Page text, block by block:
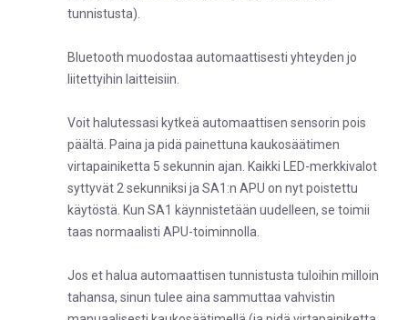
tunnistusta).
Bluetooth muodostaa automaattisesti yhteyden jo
liitettyihin laitteisiin.
Voit halutessasi kytkeä automaattisen sensorin pois
päältä. Paina ja pidä painettuna kaukosäätimen
virtapainiketta 5 sekunnin ajan. Kaikki LED-merkkivalot
syttyvät 2 sekunniksi ja SA1:n APU on nyt poistettu
käytöstä. Kun SA1 käynnistetään uudelleen, se toimii
taas normaalisti APU-toiminnolla.
Jos et halua automaattisen tunnistusta tuloihin milloin
tahansa, sinun tulee aina sammuttaa vahvistin